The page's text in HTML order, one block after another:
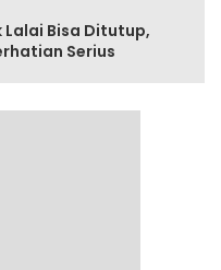
Bisa Ditutup,
Serius